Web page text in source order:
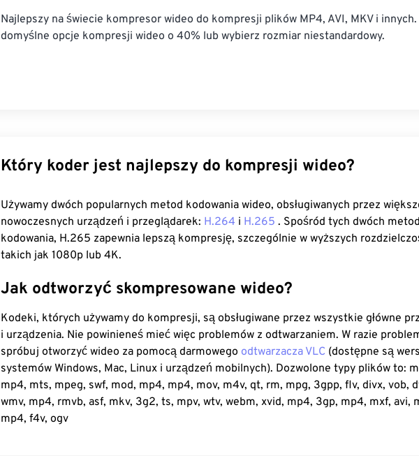
Najlepszy na świecie kompresor wideo do kompresji plików MP4, AVI, MKV i innych.
domyślne opcje kompresji wideo o 40% lub wybierz rozmiar niestandardowy.
Który koder jest najlepszy do kompresji wideo?
Używamy dwóch popularnych metod kodowania wideo, obsługiwanych przez
nowoczesnych urządzeń i przeglądarek: H.264 i H.265 . Spośród tych dwóch metod
kodowania, H.265 zapewnia lepszą kompresję, szczególnie w wyższych
takich jak 1080p lub 4K.
Jak odtworzyć skompresowane wideo?
Kodeki, których używamy do kompresji, są obsługiwane przez wszystkie główne
i urządzenia. Nie powinieneś mieć więc problemów z odtwarzaniem. W razie
spróbuj otworzyć wideo za pomocą darmowego odtwarzacza VLC (dostępne są
systemów Windows, Mac, Linux i urządzeń mobilnych). Dozwolone typy plików to:
mp4, mts, mpeg, swf, mod, mp4, mp4, mov, m4v, qt, rm, mpg, 3gpp, flv, divx, vob,
wmv, mp4, rmvb, asf, mkv, 3g2, ts, mpv, wtv, webm, xvid, mp4, 3gp, mp4, mxf, avi,
mp4, f4v, ogv